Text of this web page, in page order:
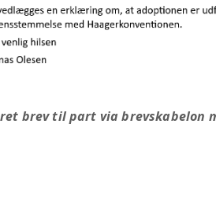
brev til part via brevskabelon